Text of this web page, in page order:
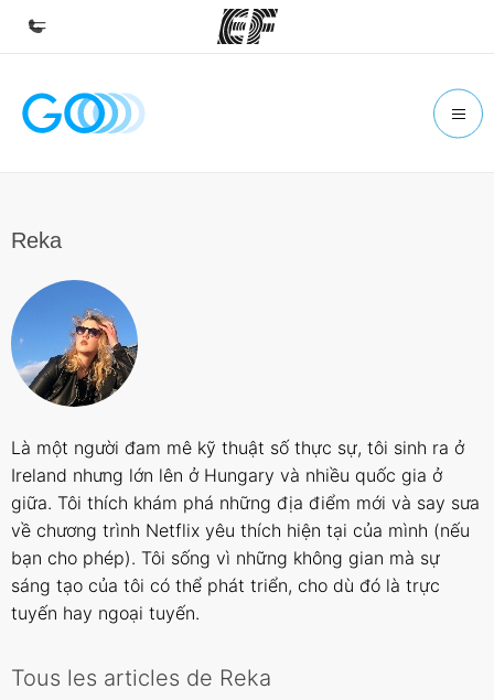
Accueil
Trouver un bureau
A propos de nous
Qui sommes-nous ?
Rejoignez nos équipes
Reka
Là một người đam mê kỹ thuật số thực sự, tôi sinh ra ở
Ireland nhưng lớn lên ở Hungary và nhiều quốc gia ở
giữa. Tôi thích khám phá những địa điểm mới và say sưa
về chương trình Netflix yêu thích hiện tại của mình (nếu
bạn cho phép). Tôi sống vì những không gian mà sự
sáng tạo của tôi có thể phát triển, cho dù đó là trực
tuyến hay ngoại tuyến.
Tous les articles de Reka